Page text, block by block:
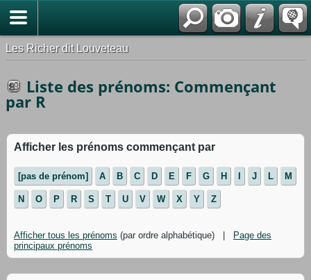
Les Richer dit Louveteau
Liste des prénoms: Commençant
par R
Afficher les prénoms commençant par
[pas de prénom] A B C D E F G H I J L M
N O P R S T U V W X Y Z
Afficher tous les prénoms (par ordre alphabétique) |
Page des
principaux prénoms